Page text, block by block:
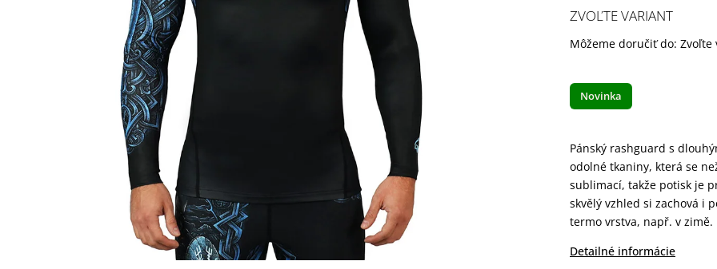
Novinka
Pánský rashguard s
odolné tkaniny, která se
sublimací, takže potisk je
skvělý vzhled si zachová i
termo vrstva, např. v zimě.
Detailné informácie
ZVOĽTE VARIANT
Môžeme doručiť do: Zvoľte